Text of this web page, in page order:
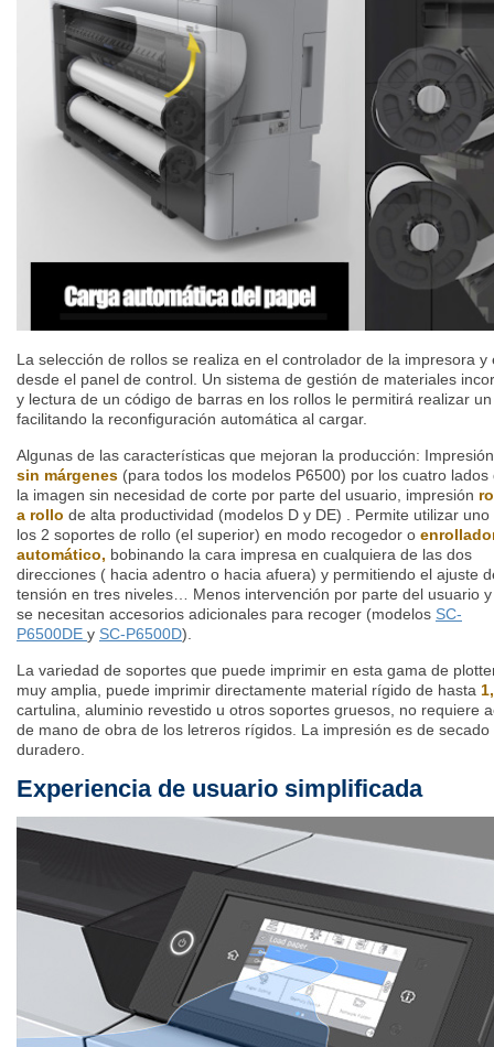
La selección de rollos se realiza en el controlador de la impresora
desde el panel de control. Un sistema de gestión de materiales
y lectura de un código de barras en los rollos le permitirá realizar
facilitando la reconfiguración automática al cargar.
Algunas de las características que mejoran la producción: Impresión
sin márgenes (para todos los modelos P6500) por los cuatro lados
la imagen sin necesidad de corte por parte del usuario, impresión
a rollo de alta productividad (modelos D y DE) . Permite utilizar uno
los 2 soportes de rollo (el superior) en modo recogedor o
automático, bobinando la cara impresa en cualquiera de las dos
direcciones ( hacia adentro o hacia afuera) y permitiendo el ajuste
tensión en tres niveles… Menos intervención por parte del usuario
se necesitan accesorios adicionales para recoger (modelos SC-
P6500DE y SC-P6500D).
La variedad de soportes que puede imprimir en esta gama de
muy amplia, puede imprimir directamente material rígido de hasta
cartulina, aluminio revestido u otros soportes gruesos, no requiere
de mano de obra de los letreros rígidos. La impresión es de
duradero.
Experiencia de usuario simplificada